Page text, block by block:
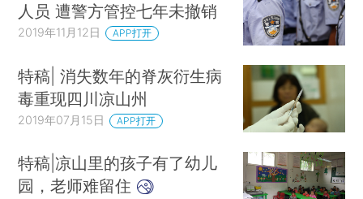
人员 遭警方管控七年未撤销
2019年11月12日 APP打开
特稿| 消失数年的脊灰衍生病
毒重现四川凉山州
2019年07月15日 APP打开
特稿|凉山里的孩子有了幼儿
园，老师难留住